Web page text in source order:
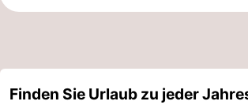
Parken
-
Finden Sie Urlaub zu jeder